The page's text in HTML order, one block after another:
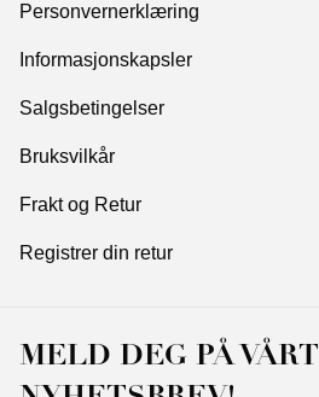
Personvernerklæring
Informasjonskapsler
Salgsbetingelser
Bruksvilkår
Frakt og Retur
Registrer din retur
MELD DEG PÅ VÅRT